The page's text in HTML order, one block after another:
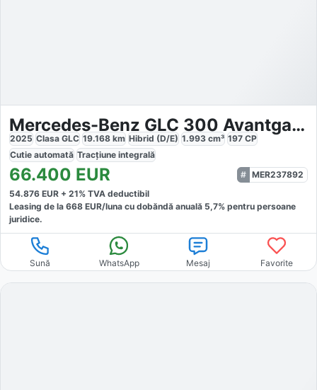
Mercedes-Benz GLC 300 Avantgarde
2025 Clasa GLC 19.168 km Hibrid (D/E) 1.993 cm³ 197 CP
Cutie automată Tracțiune integrală
66.400 EUR
MER237892
54.876 EUR + 21% TVA deductibil
Leasing de la 668 EUR/luna cu dobăndă anuală 5,7% pentru persoane
juridice.
Sună WhatsApp Mesaj Favorite